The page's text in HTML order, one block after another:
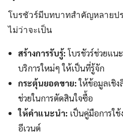
โบรชัวร์มีบทบาทสำคัญหลายป
ไม่ว่าจะเป็น
สร้างการรับรู้:โบรชัวร์ช่วยแน
บริการใหม่ๆ ให้เป็นที่รู้จัก
กระตุ้นยอดขาย:ให้ข้อมูลเชิง
ช่วยในการตัดสินใจซื้อ
ให้คำแนะนำ: เป็นคู่มือการใ
อีเวนต์